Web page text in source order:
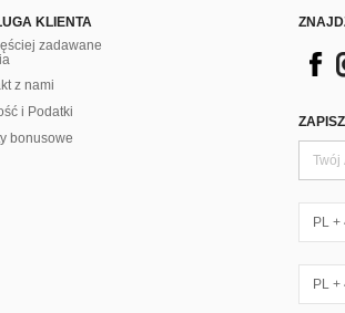
KLIENTA
zadawane
z nami
i Podatki
bonusowe
PL +
PL +